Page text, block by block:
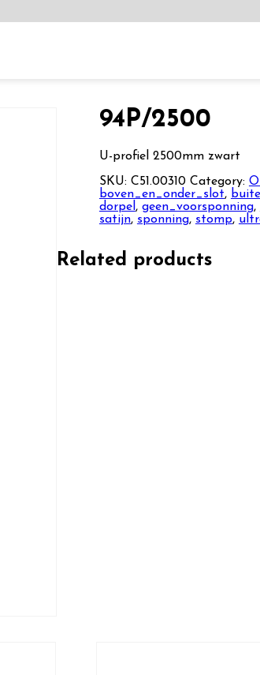
94P/2500
U-profiel 2500mm zwart
SKU: C51.00310 Category:
boven_en_onder_slot,
dorpel , geen_voorsponning,
satijn, sponning, stomp,
Related products